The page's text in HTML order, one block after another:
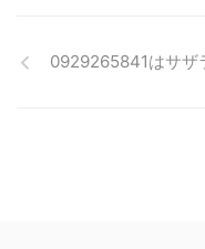
0929265841はサザ